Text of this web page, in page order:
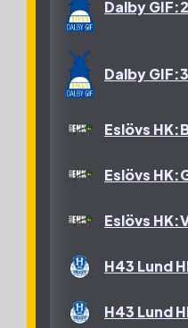
Grön
Skurups
Röd
-
Röd
Röd
Dalby
Dalby
Eslövs
Eslövs
Eslövs
H43 Lund
H43 Lund